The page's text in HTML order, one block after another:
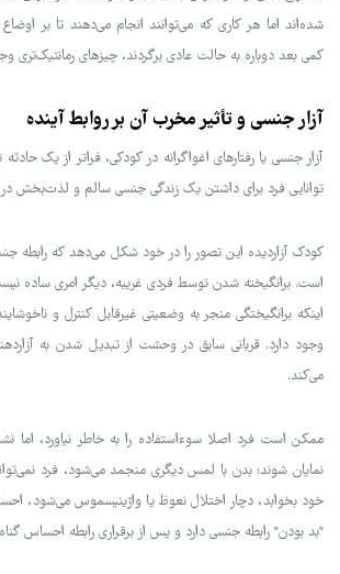
شده‌اند اما هر کاری که می‌توانند انجام می‌دهند تا بر
کمی بعد دوباره به حالت عادی برگردند، چیزهای رمانتیک‌تری
آزار جنسی و تأثیر مخرب آن بر روابط آینده
آزار جنسی یا رفتارهای اغواگرانه در کودکی، فراتر از یک
توانایی فرد برای داشتن یک زندگی جنسی سالم و لذت‌بخش در
کودک آزاردیده این تصور را در خود شکل می‌دهد که رابطه
است. برانگیخته شدن توسط فردی غریبه، دیگر امری ساده
اینکه برانگیختگی منجر به وضعیتی غیرقابل کنترل و
وجود دارد. قربانی سابق در وحشت از تبدیل شدن به
می‌کند.
ممکن است فرد اصلا سوءاستفاده را به خاطر نیاورد، اما
نمایان شوند: بدن با لمس دیگری منجمد می‌شود، فرد
خود بخوابد، دچار اختلال نعوظ یا واژینیسموس می‌شود،
"بد بودن" رابطه جنسی دارد و پس از برقراری رابطه احساس